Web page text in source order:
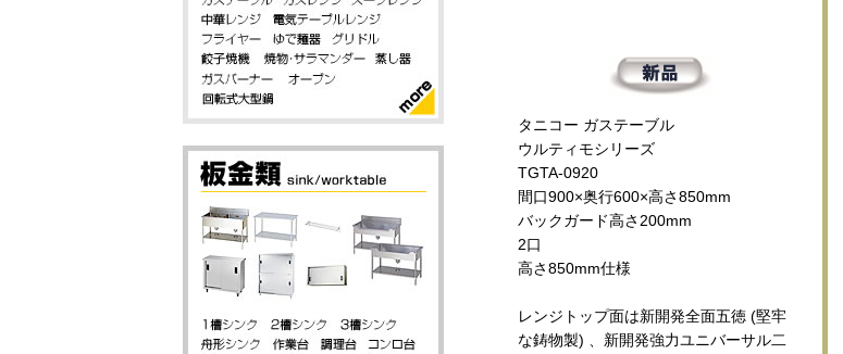
タニコー ガステーブル
ウルティモシリーズ
TGTA-0920
間口900×奥行600×高さ850mm
バックガード高さ200mm
2口
高さ850mm仕様
レンジトップ面は新開発全面五徳 (堅牢
な鋳物製) 、新開発強力ユニバーサル二